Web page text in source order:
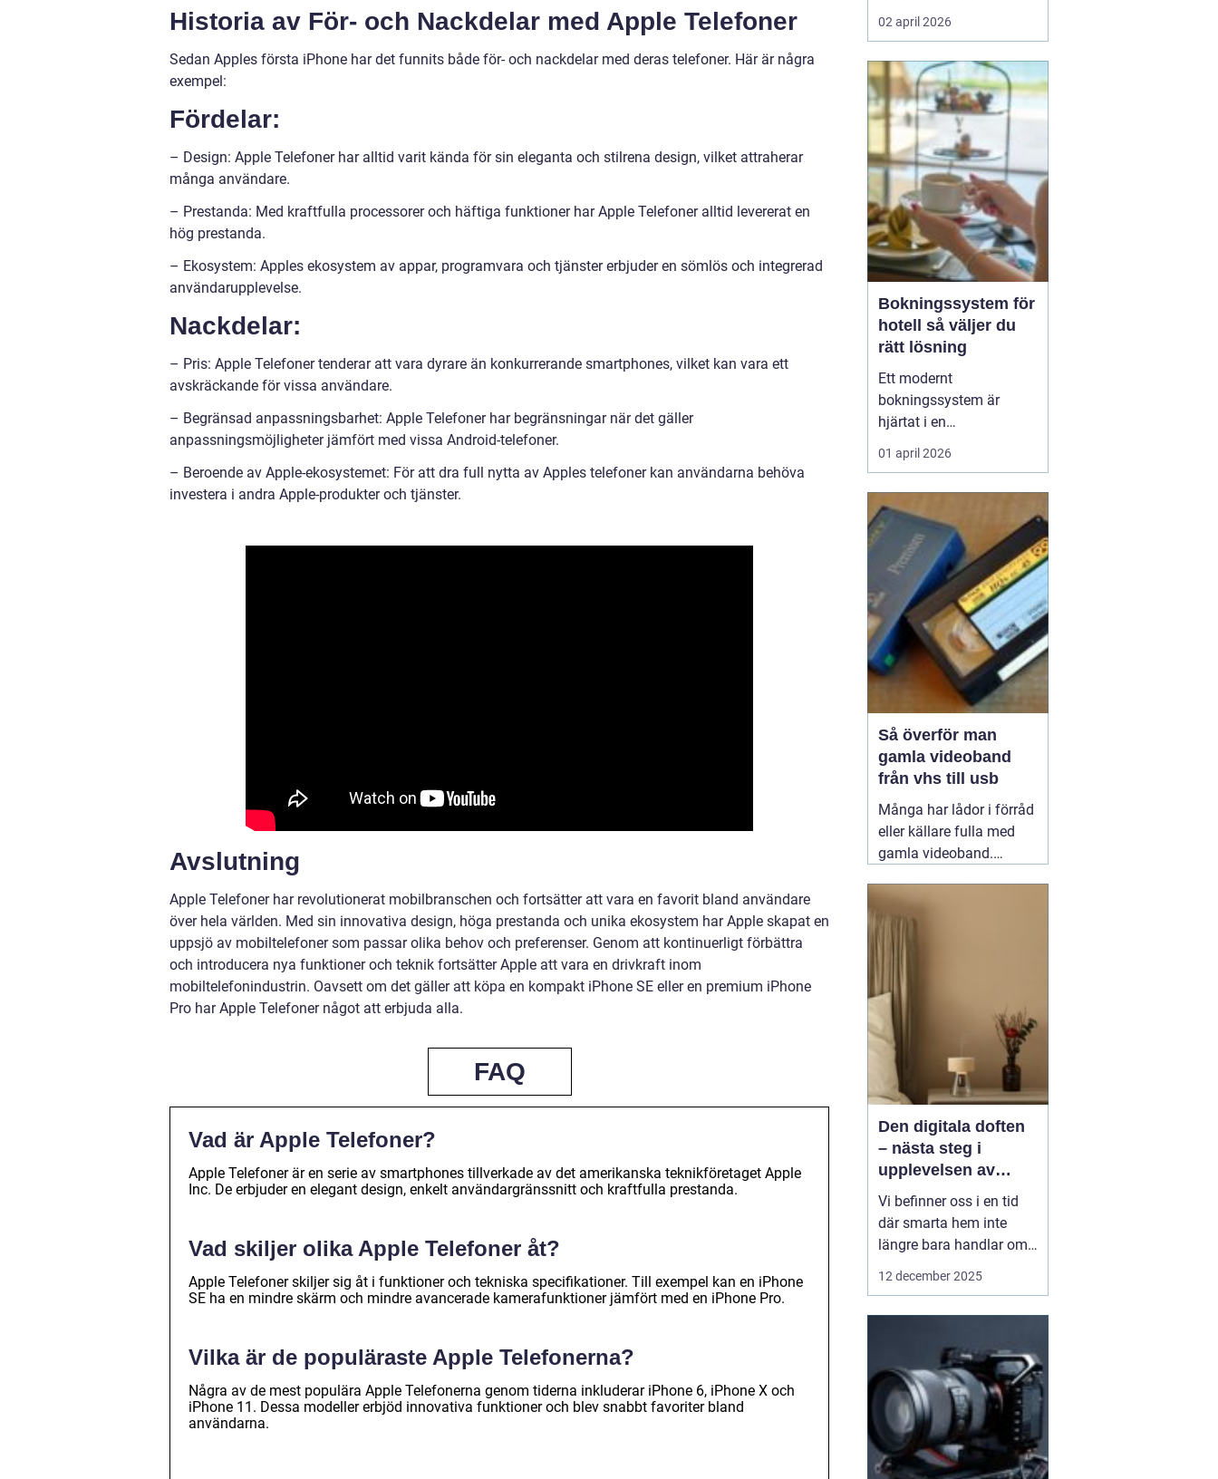
Historia av För- och Nackdelar med Apple Telefoner
Sedan Apples första iPhone har det funnits både för- och nackdelar med deras telefoner. Här är några
exempel:
Fördelar:
– Design: Apple Telefoner har alltid varit kända för sin eleganta och stilrena design, vilket attraherar
många användare.
– Prestanda: Med kraftfulla processorer och häftiga funktioner har Apple Telefoner alltid levererat en
hög prestanda.
– Ekosystem: Apples ekosystem av appar, programvara och tjänster erbjuder en sömlös och integrerad
användarupplevelse.
Nackdelar:
– Pris: Apple Telefoner tenderar att vara dyrare än konkurrerande smartphones, vilket kan vara ett
avskräckande för vissa användare.
– Begränsad anpassningsbarhet: Apple Telefoner har begränsningar när det gäller
anpassningsmöjligheter jämfört med vissa Android-telefoner.
– Beroende av Apple-ekosystemet: För att dra full nytta av Apples telefoner kan användarna behöva
investera i andra Apple-produkter och tjänster.
Avslutning
Apple Telefoner har revolutionerat mobilbranschen och fortsätter att vara en favorit bland användare
över hela världen. Med sin innovativa design, höga prestanda och unika ekosystem har Apple skapat en
uppsjö av mobiltelefoner som passar olika behov och preferenser. Genom att kontinuerligt förbättra
och introducera nya funktioner och teknik fortsätter Apple att vara en drivkraft inom
mobiltelefonindustrin. Oavsett om det gäller att köpa en kompakt iPhone SE eller en premium iPhone
Pro har Apple Telefoner något att erbjuda alla.
FAQ
Vad är Apple Telefoner?
Apple Telefoner är en serie av smartphones tillverkade av det amerikanska teknikföretaget Apple
Inc. De erbjuder en elegant design, enkelt användargränssnitt och kraftfulla prestanda.
Vad skiljer olika Apple Telefoner åt?
Apple Telefoner skiljer sig åt i funktioner och tekniska specifikationer. Till exempel kan en iPhone
SE ha en mindre skärm och mindre avancerade kamerafunktioner jämfört med en iPhone Pro.
Vilka är de populäraste Apple Telefonerna?
Några av de mest populära Apple Telefonerna genom tiderna inkluderar iPhone 6, iPhone X och
iPhone 11. Dessa modeller erbjöd innovativa funktioner och blev snabbt favoriter bland
användarna.
motocross, enduro och
snöskoter. Rätt utförd
låg friktion, bra
värmeavledning och
lång livslängd. Fel utförd
beläggnin...
02 april 2026
Bokningssystem för
hotell så väljer du
rätt lösning
Ett modernt
bokningssystem är
hjärtat i en
hotellverksamhet. När
bokningar, incheckning,
kommunikation sitter
ihop i ett flöde frigörs tid
till gästerna och
intäkterna blir lättare att
styra. Samtidigt är
marknaden full av
alternativ,...
01 april 2026
Så överför man
gamla videoband
från vhs till usb
Många har lådor i förråd
eller källare fulla med
gamla videoband.
släktkalas,
skolavslutningar och
resor som ingen längre
kan se, eftersom
videobandspelaren
försvann för länge
sedan. Att föra över
filmer från
13 mars 2026
Den digitala doften
– nästa steg i
upplevelsen av
smarta hem
Vi befinner oss i en tid
där smarta hem inte
längre bara handlar om
ljus, värme eller
sätt. Föreställ dig ett
hem som...
12 december 2025